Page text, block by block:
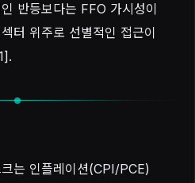
반등보다는 FFO 가시성이
터 위주로 선별적인 접근이
는 인플레이션(CPI/PCE)